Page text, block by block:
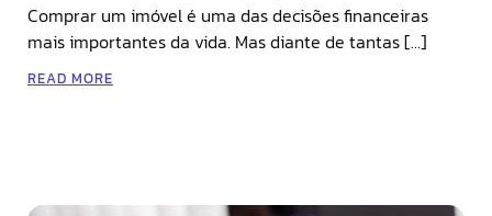
Comprar um imóvel é uma das decisões financeiras
mais importantes da vida. Mas diante de tantas […]
READ MORE